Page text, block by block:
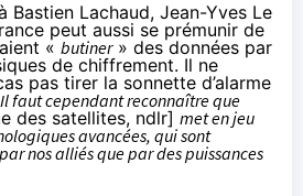
Bastien Lachaud, Jean-Yves Le
peut aussi se prémunir de
« butiner» des données par
de chiffrement. Il ne
pas tirer la sonnette d’alarme
Il faut cependant reconnaître que
des satellites, ndlr] met en jeu
avancées, qui sont
nos alliés que par des puissances